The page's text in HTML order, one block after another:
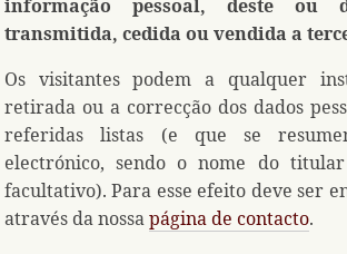
informação pessoal, deste ou
transmitida, cedida ou vendida a
Os visitantes podem a qualquer
retirada ou a correcção dos dados
referidas listas (e que se
electrónico, sendo o nome do titular
facultativo). Para esse efeito deve ser
através da nossapágina de contacto.